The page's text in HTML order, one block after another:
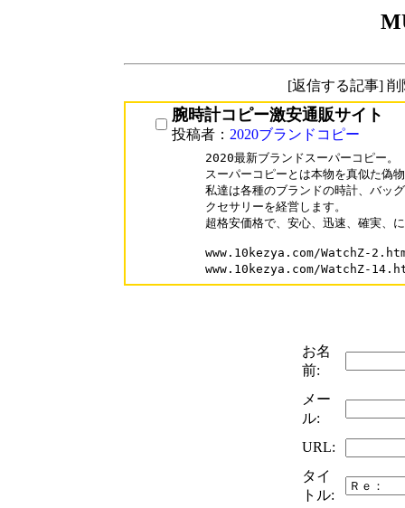
[返信する記事]
腕時計コピー激安通販サイト
投稿者： 2020ブランドコピー
2020最新ブランドスーパーコピー。
スーパーコピーとは本物を真似た偽
私達は各種のブランドの時計、バッ
クセサリーを経営します。
超格安価格で、安心、迅速、確実、
www.10kezya.com/WatchZ-
www.10kezya.com/WatchZ-
お名
前:
メー
ル:
URL:
タイ
トル: